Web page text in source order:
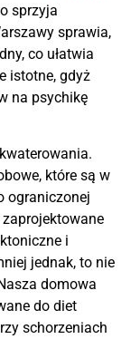
sprzyja
sprawia,
co ułatwia
istotne, gdyż
na psychikę
które są w
ograniczonej
i
jednak, to nie
domowa
do diet
schorzeniach